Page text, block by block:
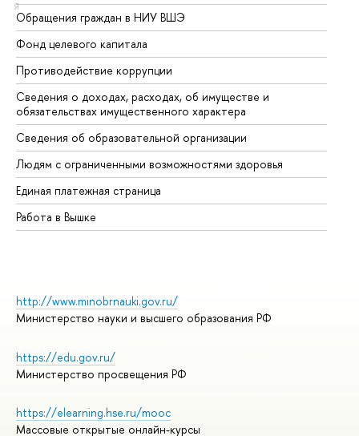
Я
Обращения граждан в НИУ ВШЭ
Фонд целевого капитала
Противодействие коррупции
Сведения о доходах, расходах, об имуществе и
обязательствах имущественного характера
Сведения об образовательной организации
Людям с ограниченными возможностями здоровья
Единая платежная страница
Работа в Вышке
http://www.minobrnauki.gov.ru/
Министерство науки и высшего образования РФ
https://edu.gov.ru/
Министерство просвещения РФ
https://elearning.hse.ru/mooc
Массовые открытые онлайн-курсы